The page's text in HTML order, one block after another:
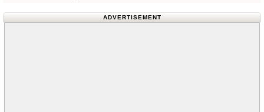
ADVERTISEMENT